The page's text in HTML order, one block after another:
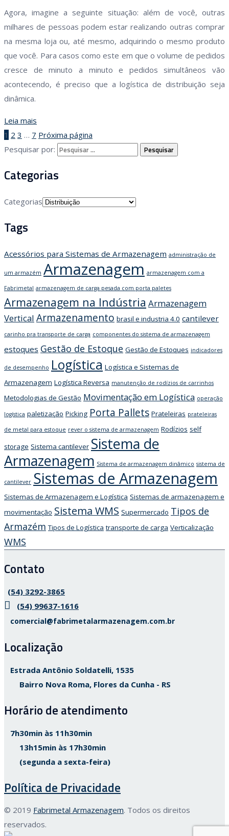
Agora, imagine a seguinte situação: além de você, outras
milhares de pessoas podem estar realizando outras comprar
na mesma loja ou, até mesmo, adquirindo o mesmo produto
que você. Para casos como este em que o volume de pedidos
cresce de minuto a minuto e pedidos simultâneos vão
acontecendo, é preciso que a logística de distribuição seja
dinâmica.
Leia mais
1 2 3 … 7 Próxima página
Pesquisar por:
Categorias
Categorias
Tags
Acessórios para Sistemas de Armazenagem administração de
um armazém Armazenagem armazenagem com a
Fabrimetal armazenagem de carga pesada com porta paletes
Armazenagem na Indústria Armazenagem
Vertical Armazenamento brasil e industria 4.0 cantilever
carinho pra transporte de carga componentes do sistema de armazenagem
estoques Gestão de Estoque Gestão de Estoques indicadores
de desempenho Logística Logística e Sistemas de
Armazenagem Logística Reversa manutenção de rodízios de carrinhos
Metodologias de Gestão Movimentação em Logística operação
logística paletização Picking Porta Pallets Prateleiras prateleiras
de metal para estoque rever o sistema de armazenagem Rodízios self
storage Sistema cantilever Sistema de
Armazenagem Sistema de armazenagem dinâmico sistema de
cantilever Sistemas de Armazenagem
Sistemas de Armazenagem e Logística Sistemas de armazenagem e
movimentação Sistema WMS Supermercado Tipos de
Armazém Tipos de Logística transporte de carga Verticalização
WMS
Contato
(54) 3292-3865
(54) 99637-1616
comercial@fabrimetalarmazenagem.com.br
Localização
Estrada Antônio Soldatelli, 1535
Bairro Nova Roma, Flores da Cunha - RS
Horário de atendimento
7h30min às 11h30min
13h15min às 17h30min
(segunda a sexta-feira)
Política de Privacidade
© 2019 Fabrimetal Armazenagem. Todos os direitos
reservados.